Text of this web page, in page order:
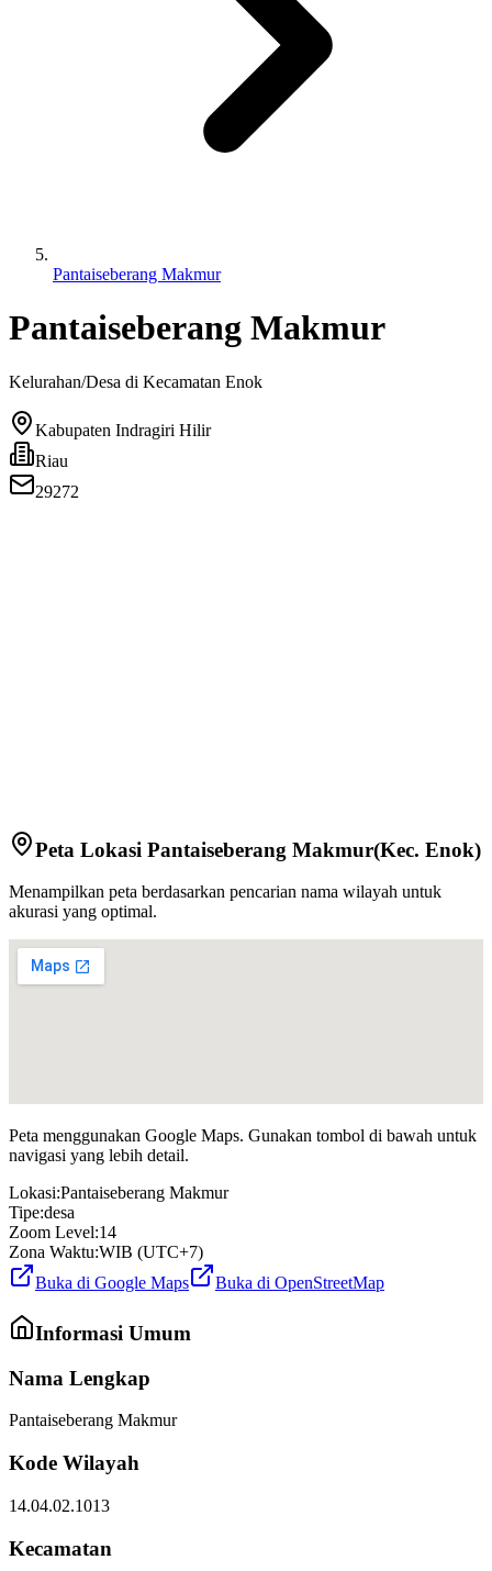
Pantaiseberang Makmur
Pantaiseberang Makmur
Kelurahan/Desa di Kecamatan Enok
Kabupaten Indragiri Hilir
Riau
29272
Peta Lokasi Pantaiseberang Makmur(Kec. Enok)
Menampilkan peta berdasarkan pencarian nama wilayah untuk
akurasi yang optimal.
Peta menggunakan Google Maps. Gunakan tombol di bawah untuk
navigasi yang lebih detail.
Lokasi:Pantaiseberang Makmur
Tipe:desa
Zoom Level:14
Zona Waktu:WIB (UTC+7)
Buka di Google Maps
Buka di OpenStreetMap
Informasi Umum
Nama Lengkap
Pantaiseberang Makmur
Kode Wilayah
14.04.02.1013
Kecamatan